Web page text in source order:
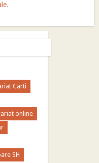
.
Carti
online
SH